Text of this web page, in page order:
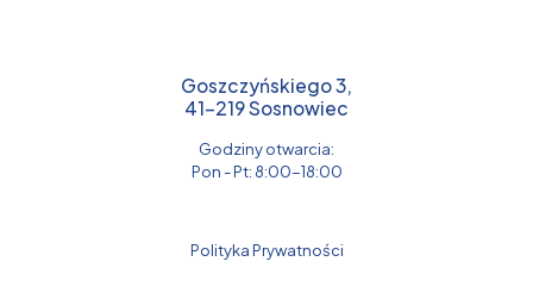
Goszczyńskiego 3,
41-219 Sosnowiec
Godziny otwarcia:
Pon - Pt: 8:00-18:00
Polityka Prywatności